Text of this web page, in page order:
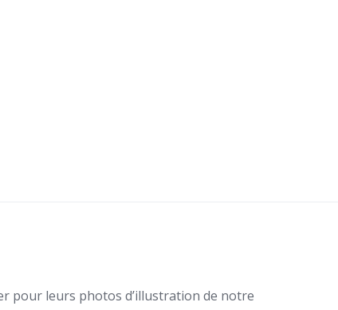
pour leurs photos d’illustration de notre